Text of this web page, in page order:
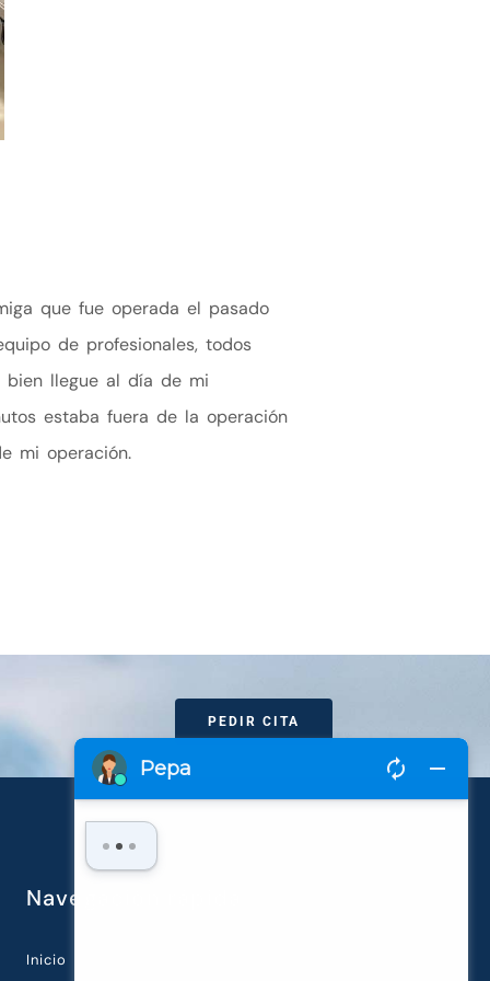
que fue operada el pasado
de profesionales, todos
bien llegue al día de mi
estaba fuera de la operación
mi operación.
PEDIR CITA
Navegación rápida
Inicio